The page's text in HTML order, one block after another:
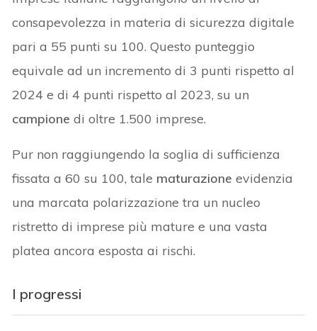
consapevolezza in materia di sicurezza digitale
pari a 55 punti su 100. Questo punteggio
equivale ad un incremento di 3 punti rispetto al
2024 e di 4 punti rispetto al 2023, su un
campionedi oltre 1.500 imprese.
Pur non raggiungendo la soglia di sufficienza
fissata a 60 su 100, tale maturazioneevidenzia
una marcata polarizzazione tra un nucleo
ristretto di imprese più mature e una vasta
platea ancora esposta ai rischi.
I progressi